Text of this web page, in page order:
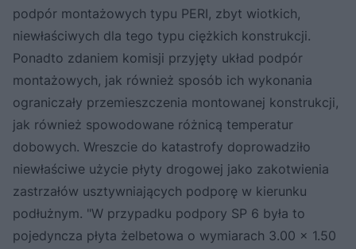
podpór montażowych typu PERI, zbyt wiotkich,
niewłaściwych dla tego typu ciężkich konstrukcji.
Ponadto zdaniem komisji przyjęty układ podpór
montażowych, jak również sposób ich wykonania
ograniczały przemieszczenia montowanej konstrukcji,
jak również spowodowane różnicą temperatur
dobowych. Wreszcie do katastrofy doprowadziło
niewłaściwe użycie płyty drogowej jako zakotwienia
zastrzałów usztywniających podporę w kierunku
podłużnym. "W przypadku podpory SP 6 była to
pojedyncza płyta żelbetowa o wymiarach 3.00 x 1.50